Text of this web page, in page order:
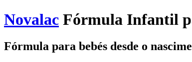
Novalac Fórmula Infantil
Fórmula para bebés desde o